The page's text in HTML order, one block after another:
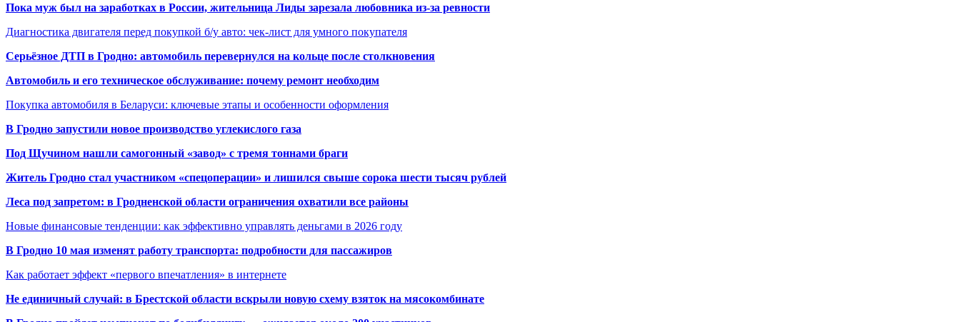
Пока муж был на заработках в России, жительница Лиды зарезала любовника из-за ревности
Диагностика двигателя перед покупкой б/у авто: чек-лист для умного покупателя
Серьёзное ДТП в Гродно: автомобиль перевернулся на кольце после столкновения
Автомобиль и его техническое обслуживание: почему ремонт необходим
Покупка автомобиля в Беларуси: ключевые этапы и особенности оформления
В Гродно запустили новое производство углекислого газа
Под Щучином нашли самогонный «завод» с тремя тоннами браги
Житель Гродно стал участником «спецоперации» и лишился свыше сорока шести тысяч рублей
Леса под запретом: в Гродненской области ограничения охватили все районы
Новые финансовые тенденции: как эффективно управлять деньгами в 2026 году
В Гродно 10 мая изменят работу транспорта: подробности для пассажиров
Как работает эффект «первого впечатления» в интернете
Не единичный случай: в Брестской области вскрыли новую схему взяток на мясокомбинате